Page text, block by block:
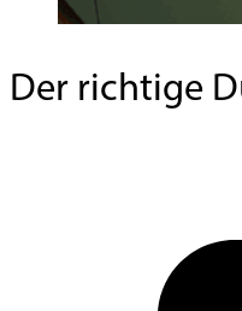
Der richtige